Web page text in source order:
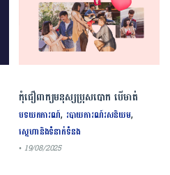
កុំជឿពាក្យមនុស្សប្រុសបោក បើមាត់
និយាយថាស្រឡាញ់តែមិនបង្ហាញទង្វើទាំង
៥ នេះ
បទយកការណ៍, របាយការណ៍រសនិយម,
ស្នេហានិងទំនាក់ទំនង
• 19/08/2025